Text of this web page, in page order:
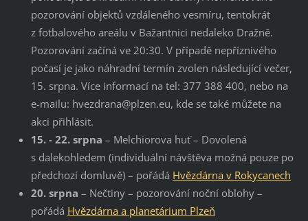
pozorování objektů vzdáleného vesmíru, tentokrát
z fotbalového areálu v Bažantnici nedaleko Dražně.
Pozorování začíná ve 20:30. V případě nepříznivého
počasí je jako náhradní termín zvolen následující večer,
15. srpna. Více informací na tel: 377 388 400, nebo na
e-mailu: hvezdrana@plzen.eu, kde se také můžete na
akci přihlásit.
15. - 22. srpna – Melchiorova huť – Dovolená
s dalekohledem (individuální návštěva možná pouze po
předchozí domluvě) – pořádá Hvězdárna v Rokycanech
20. srpna – Nečtiny – pozorování noční oblohy –
pořádá Hvězdárna a planetárium Plzeň